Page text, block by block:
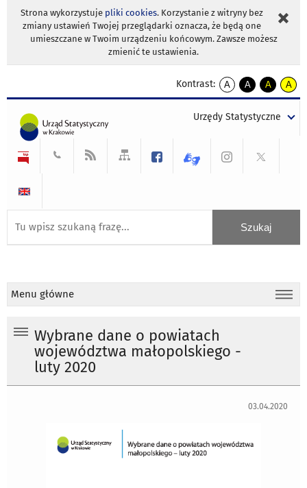
Strona wykorzystuje pliki cookies. Korzystanie z witryny bez
zmiany ustawień Twojej przeglądarki oznacza, że będą one
umieszczane w Twoim urządzeniu końcowym. Zawsze możesz
zmienić te ustawienia.
Kontrast:
A
kontrast
A
kontrast
tekst
czarnym
A
kontrast
tekst
czarnym
A
tekst
żółtym
Urzędy Statystyczne
Menu główne
Wybrane dane o powiatach
województwa małopolskiego -
luty 2020
03.04.2020